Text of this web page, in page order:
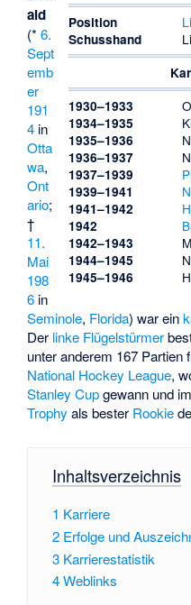
Position
Schusshand
1930–1933
1934–1935
1935–1936
1936–1937
1937–1939
1939–1941
1941–1942
1942
1942–1943
1944–1945
1945–1946
ald
(*6.
Sept
emb
er
191
4 in
Otta
wa,
Ont
ario;
†
11.
Mai
198
6 in
Seminole, Florida) war ein
Der linke Flügelstürmer
unter anderem 167 Partien
National Hockey League,
Stanley Cupgewann und
Trophy als bester Rookie
Inhaltsverzeichnis
1 Karriere
2 Erfolge und
3 Karrierestatistik
4Weblinks